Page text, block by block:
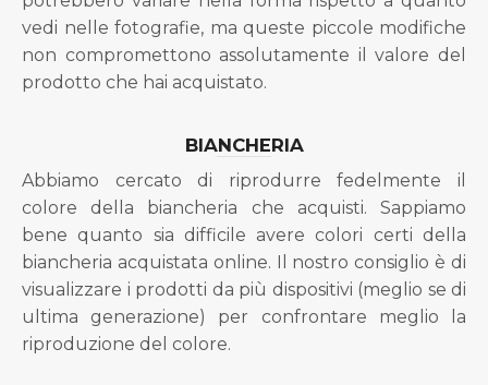
vedi nelle fotografie, ma queste piccole modifiche
non compromettono assolutamente il valore del
prodotto che hai acquistato.
BIANCHERIA
Abbiamo cercato di riprodurre fedelmente il
colore della biancheria che acquisti. Sappiamo
bene quanto sia difficile avere colori certi della
biancheria acquistata online. Il nostro consiglio è di
visualizzare i prodotti da più dispositivi (meglio se di
ultima generazione) per confrontare meglio la
riproduzione del colore.